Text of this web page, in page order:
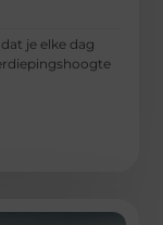
je elke dag